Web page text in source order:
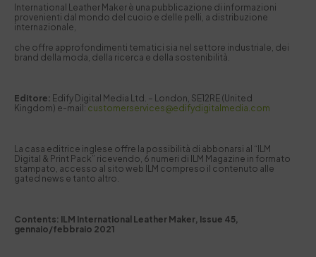
International Leather Maker è una pubblicazione di informazioni
provenienti dal mondo del cuoio e delle pelli, a distribuzione
internazionale,
che offre approfondimenti tematici sia nel settore industriale, dei
brand della moda, della ricerca e della sostenibilità.
Editore: Edify Digital Media Ltd. – London, SE12RE (United
Kingdom) e-mail: customerservices@edifydigitalmedia.com
La casa editrice inglese offre la possibilità di abbonarsi al “ILM
Digital & Print Pack” ricevendo, 6 numeri di ILM Magazine in formato
stampato, accesso al sito web ILM compreso il contenuto alle
gated news e tanto altro.
Contents: ILM International Leather Maker, Issue 45,
gennaio/febbraio 2021